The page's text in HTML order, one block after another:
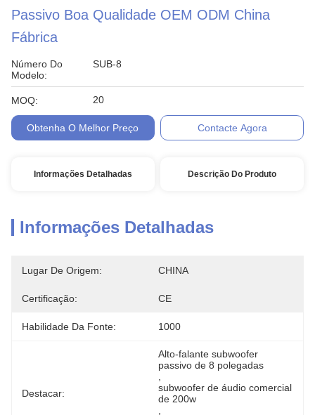
Passivo Boa Qualidade OEM ODM China
Fábrica
Número Do
Modelo:
SUB-8
MOQ: 20
Obtenha O Melhor Preço Contacte Agora
Informações Detalhadas Descrição Do Produto
Informações Detalhadas
Lugar De Origem: CHINA
Certificação: CE
Habilidade Da Fonte: 1000
Destacar:
Alto-falante subwoofer
passivo de 8 polegadas
subwoofer de áudio comercial
de 200w